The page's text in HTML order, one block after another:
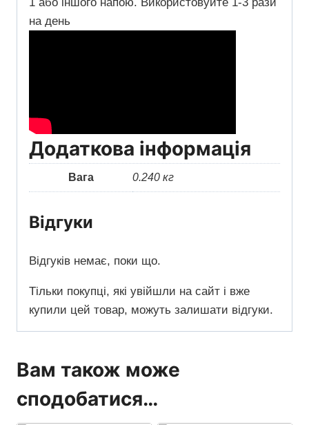
1 або іншого напою. Використовуйте 1-3 рази
на день
Додаткова інформація
Вага 0.240 кг
Відгуки
Відгуків немає, поки що.
Тільки покупці, які увійшли на сайт і вже
купили цей товар, можуть залишати відгуки.
Вам також може
сподобатися…